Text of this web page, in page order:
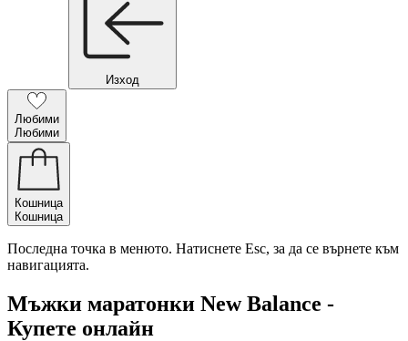
Изход
Любими
Любими
Кошница
Кошница
Последна точка в менюто. Натиснете Esc, за да се върнете към
навигацията.
Мъжки маратонки New Balance -
Купете онлайн